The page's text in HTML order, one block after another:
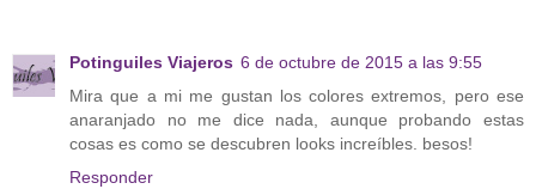
Potinguiles Viajeros 6 de octubre de 2015 a las 9:55
Mira que a mi me gustan los colores extremos, pero ese
anaranjado no me dice nada, aunque probando estas
cosas es como se descubren looks increíbles. besos!
Responder